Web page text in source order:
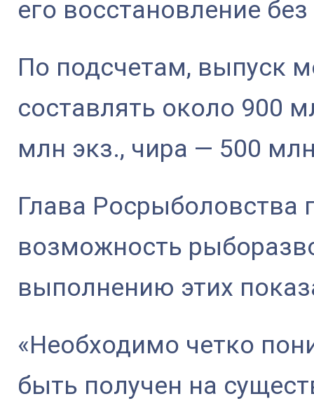
его восстановление
По подсчетам, выпуск
составлять около 900
млн экз., чира — 500
Глава Росрыболовства
возможность
выполнению этих
«Необходимо четко
быть получен на